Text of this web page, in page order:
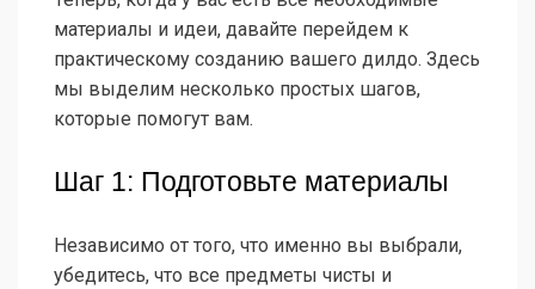
материалы и идеи, давайте перейдем к
практическому созданию вашего дилдо. Здесь
мы выделим несколько простых шагов,
которые помогут вам.
Шаг 1: Подготовьте материалы
Независимо от того, что именно вы выбрали,
убедитесь, что все предметы чисты и